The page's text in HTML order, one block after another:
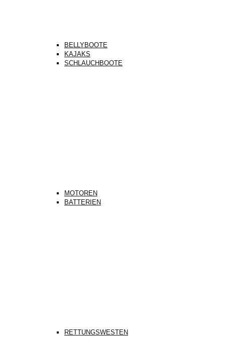
BELLYBOOTE
KAJAKS
SCHLAUCHBOOTE
MOTOREN
BATTERIEN
RETTUNGSWESTEN